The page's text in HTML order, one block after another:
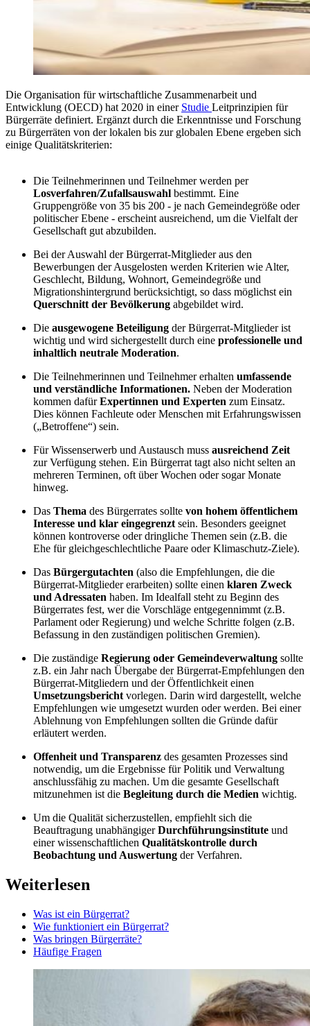
Die Organisation für wirtschaftliche Zusammenarbeit und
Entwicklung (OECD) hat 2020 in einer Studie Leitprinzipien für
Bürgerräte definiert. Ergänzt durch die Erkenntnisse und Forschung
zu Bürgerräten von der lokalen bis zur globalen Ebene ergeben sich
einige Qualitätskriterien:
Die Teilnehmerinnen und Teilnehmer werden per
Losverfahren/Zufallsauswahl bestimmt. Eine
Gruppengröße von 35 bis 200 - je nach Gemeindegröße oder
politischer Ebene - erscheint ausreichend, um die Vielfalt der
Gesellschaft gut abzubilden.
Bei der Auswahl der Bürgerrat-Mitglieder aus den
Bewerbungen der Ausgelosten werden Kriterien wie Alter,
Geschlecht, Bildung, Wohnort, Gemeindegröße und
Migrationshintergrund berücksichtigt, so dass möglichst ein
Querschnitt der Bevölkerung abgebildet wird.
Die ausgewogene Beteiligung der Bürgerrat-Mitglieder ist
wichtig und wird sichergestellt durch eine professionelle und
inhaltlich neutrale Moderation.
Die Teilnehmerinnen und Teilnehmer erhalten umfassende
und verständliche Informationen. Neben der Moderation
kommen dafürExpertinnen und Experten zum Einsatz.
Dies können Fachleute oder Menschen mit Erfahrungswissen
(„Betroffene“) sein.
Für Wissenserwerb und Austausch muss ausreichend Zeit
zur Verfügung stehen. Ein Bürgerrat tagt also nicht selten an
mehreren Terminen, oft über Wochen oder sogar Monate
hinweg.
Das Thema des Bürgerrates sollte von hohem öffentlichem
Interesse und klar eingegrenzt sein. Besonders geeignet
können kontroverse oder dringliche Themen sein (z.B. die
Ehe für gleichgeschlechtliche Paare oder Klimaschutz-Ziele).
Das Bürgergutachten (also die Empfehlungen, die die
Bürgerrat-Mitglieder erarbeiten) sollte einen klaren Zweck
und Adressaten haben. Im Idealfall steht zu Beginn des
Bürgerrates fest, wer die Vorschläge entgegennimmt (z.B.
Parlament oder Regierung) und welche Schritte folgen (z.B.
Befassung in den zuständigen politischen Gremien).
Die zuständige Regierung oder Gemeindeverwaltung sollte
z.B. ein Jahr nach Übergabe der Bürgerrat-Empfehlungen den
Bürgerrat-Mitgliedern und der Öffentlichkeit einen
Umsetzungsbericht vorlegen. Darin wird dargestellt, welche
Empfehlungen wie umgesetzt wurden oder werden. Bei einer
Ablehnung von Empfehlungen sollten die Gründe dafür
erläutert werden.
Offenheit und Transparenz des gesamten Prozesses sind
notwendig, um die Ergebnisse für Politik und Verwaltung
anschlussfähig zu machen. Um die gesamte Gesellschaft
mitzunehmen ist die Begleitung durch die Medien wichtig.
Um die Qualität sicherzustellen, empfiehlt sich die
Beauftragung unabhängigerDurchführungsinstitute und
einer wissenschaftlichen Qualitätskontrolle durch
Beobachtung und Auswertung der Verfahren.
Weiterlesen
Was ist ein Bürgerrat?
Wie funktioniert ein Bürgerrat?
Was bringen Bürgerräte?
Häufige Fragen